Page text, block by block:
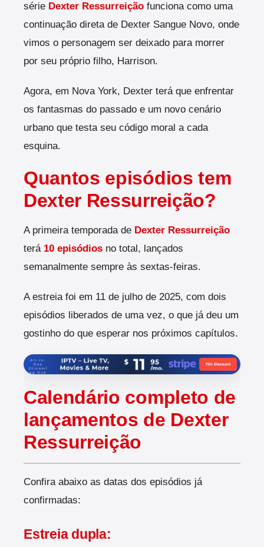
série Dexter Ressurreição funciona como uma
continuação direta de Dexter Sangue Novo, onde
vimos o personagem ser deixado para morrer
por seu próprio filho, Harrison.
Agora, em Nova York, Dexter terá que enfrentar
os fantasmas do passado e um novo cenário
urbano que testa seu código moral a cada
esquina.
Quantos episódios tem
Dexter Ressurreição?
A primeira temporada de Dexter Ressurreição
terá 10 episódios no total, lançados
semanalmente sempre às sextas-feiras.
A estreia foi em 11 de julho de 2025, com dois
episódios liberados de uma vez, o que já deu um
gostinho do que esperar nos próximos capítulos.
Calendário completo de
lançamentos de Dexter
Ressurreição
Confira abaixo as datas dos episódios já
confirmadas:
Estreia dupla: